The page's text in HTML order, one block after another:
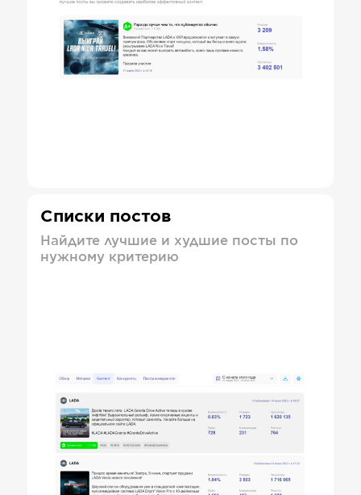
Списки постов
Найдите лучшие и худшие посты по
нужному критерию